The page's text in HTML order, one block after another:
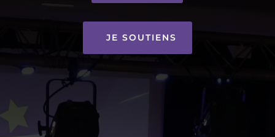
JE SOUTIENS